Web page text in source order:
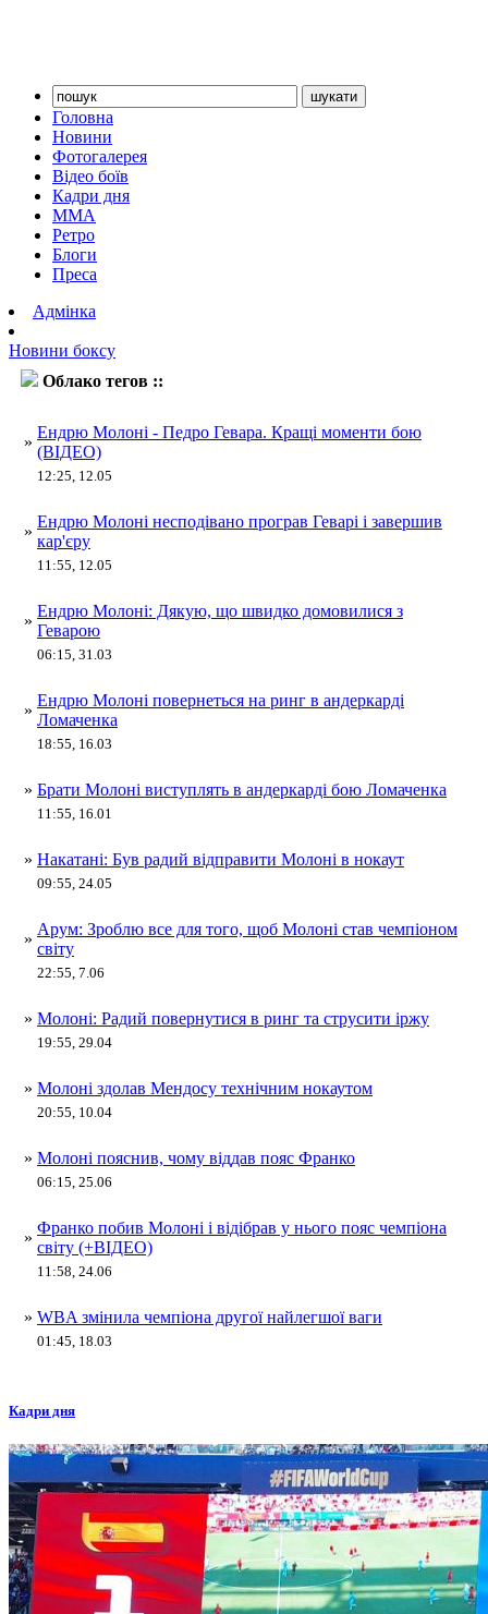
Головна
Новини
Фотогалерея
Відео боїв
Кадри дня
ММА
Ретро
Блоги
Преса
Адмінка
Новини боксу
Облако тегов ::
»
Ендрю Молоні - Педро Гевара. Кращі моменти бою
(ВІДЕО)
12:25, 12.05
»
Ендрю Молоні несподівано програв Геварі і завершив
кар'єру
11:55, 12.05
»
Ендрю Молоні: Дякую, що швидко домовилися з
Геварою
06:15, 31.03
»
Ендрю Молоні повернеться на ринг в андеркарді
Ломаченка
18:55, 16.03
» Брати Молоні виступлять в андеркарді бою Ломаченка
11:55, 16.01
» Накатані: Був радий відправити Молоні в нокаут
09:55, 24.05
»
Арум: Зроблю все для того, щоб Молоні став чемпіоном
світу
22:55, 7.06
» Молоні: Радий повернутися в ринг та струсити іржу
19:55, 29.04
» Молоні здолав Мендосу технічним нокаутом
20:55, 10.04
» Молоні пояснив, чому віддав пояс Франко
06:15, 25.06
»
Франко побив Молоні і відібрав у нього пояс чемпіона
світу (+ВІДЕО)
11:58, 24.06
» WBA змінила чемпіона другої найлегшої ваги
01:45, 18.03
Кадри дня